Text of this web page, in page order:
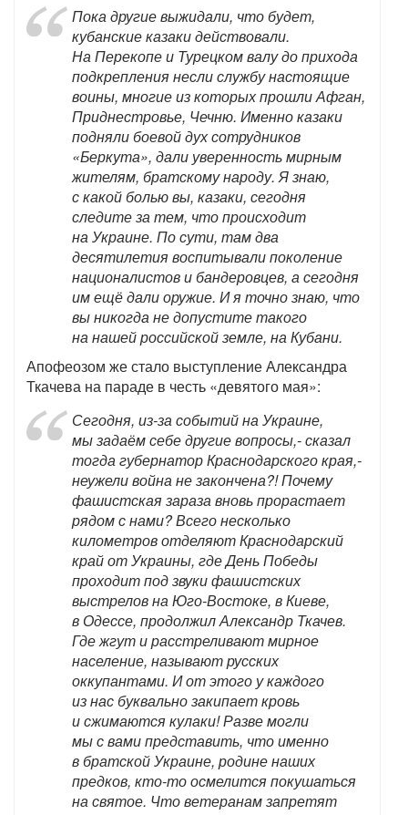
Пока другие выжидали, что будет,
кубанские казаки действовали.
На Перекопе и Турецком валу до прихода
подкрепления несли службу настоящие
воины, многие из которых прошли Афган,
Приднестровье, Чечню. Именно казаки
подняли боевой дух сотрудников
«Беркута», дали уверенность мирным
жителям, братскому народу. Я знаю,
с какой болью вы, казаки, сегодня
следите за тем, что происходит
на Украине. По сути, там два
десятилетия воспитывали поколение
националистов и бандеровцев, а сегодня
им ещё дали оружие. И я точно знаю, что
вы никогда не допустите такого
на нашей российской земле, на Кубани.
Апофеозом же стало выступление Александра
Ткачева на параде в честь «девятого мая»:
Сегодня, из-за событий на Украине,
мы задаём себе другие вопросы,- сказал
тогда губернатор Краснодарского края,-
неужели война не закончена?! Почему
фашистская зараза вновь прорастает
рядом с нами? Всего несколько
километров отделяют Краснодарский
край от Украины, где День Победы
проходит под звуки фашистских
выстрелов на Юго-Востоке, в Киеве,
в Одессе, продолжил Александр Ткачев.
Где жгут и расстреливают мирное
население, называют русских
оккупантами. И от этого у каждого
из нас буквально закипает кровь
и сжимаются кулаки! Разве могли
мы с вами представить, что именно
в братской Украине, родине наших
предков, кто-то осмелится покушаться
на святое. Что ветеранам запретят